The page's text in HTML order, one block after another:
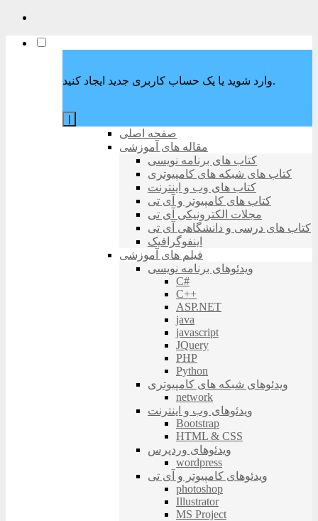
وارد شوید یا یک حساب کاربری جدید ایجاد کنید.
صفحه اصلی
مقاله های آموزشی
کتاب های برنامه نویسی
کتاب های شبکه های کامپیوتری
کتاب های وب و اینترنت
کتاب های کامپیوتر و آی تی
مجلات الکترونیکی آی تی
کتاب های درسی و دانشگاهی آی تی
اینفوگرافیک
فیلم های آموزشی
ویدئوهای برنامه نویسی
C#
C++
ASP.NET
java
javascript
JQuery
PHP
Python
ویدئوهای شبکه های کامپیوتری
network
ویدئوهای وب و اینترنت
Bootstrap
HTML & CSS
ویدئوهای وردپرس
wordpress
ویدئوهای کامپیوتر و آی تی
photoshop
Illustrator
MS Project